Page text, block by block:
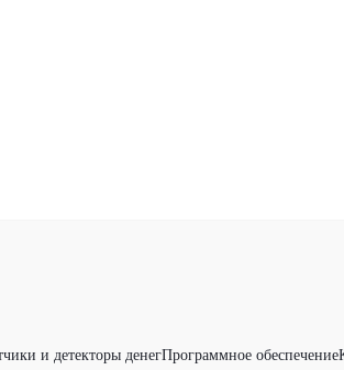
и детекторы денегПрограммное обеспечение